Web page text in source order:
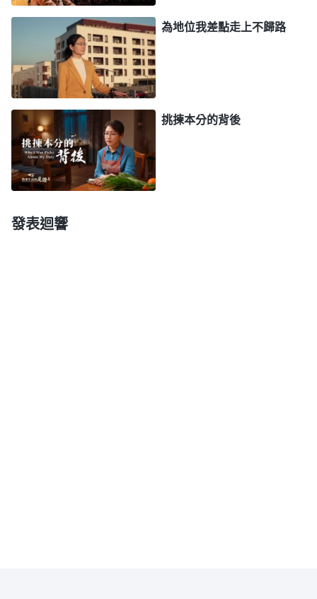
向神禱告：「神啊，自從調整本分後我的勁一直起不
來，感覺被你丢弃了一樣，心裏很痛苦，弟兄姊妹對
付我有我當學的功課，但我還認識不到，願你帶領我
能明白你的心意。」
尋求中，我看到一段神的話很針對自己的情形。
全能神説：「
敵基督寶愛自身的名譽與地位是過于常
人的，這是他性情實質裏的東西，不是一時的興趣，
也不是一時環境的影響，而是他生命、骨子裏的東
他首先考慮的就是自己的地位與名譽而不是其他。對
為地位我差點走上不歸路
挑揀本分的背後
發表迴響